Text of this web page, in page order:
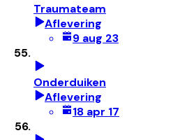
Traumateam
Aflevering
9 aug 23
Onderduiken
Aflevering
18 apr 17